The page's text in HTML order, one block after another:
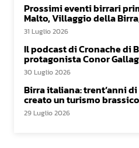
Prossimi eventi birrari
Malto, Villaggio della
31 Luglio 2026
Il podcast di Cronache di
protagonista Conor
30 Luglio 2026
Birra italiana: trent’anni
creato un turismo
29 Luglio 2026